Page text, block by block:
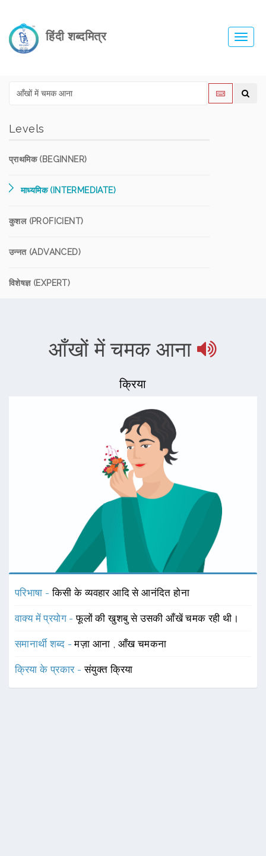
हिंदी शब्दमित्र
Levels
प्राथमिक (BEGINNER)
माध्यमिक (INTERMEDIATE)
कुशल (PROFICIENT)
उन्नत (ADVANCED)
विशेषज्ञ (EXPERT)
आँखों में चमक आना
क्रिया
परिभाषा -किसी के व्यवहार आदि से आनंदित होना
वाक्य में प्रयोग -फूलों की खुशबु से उसकी आँखें चमक रही थी।
समानार्थी शब्द -मज़ा आना आँख चमकना
क्रिया के प्रकार -संयुक्त क्रिया